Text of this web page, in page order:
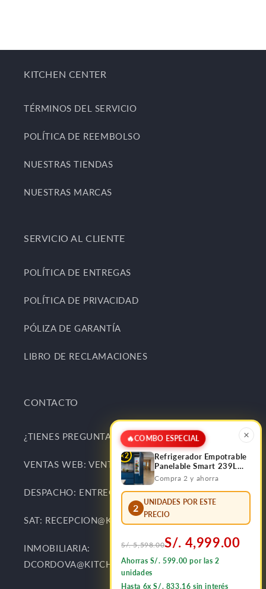
KITCHEN CENTER
TÉRMINOS DEL SERVICIO
POLÍTICA DE REEMBOLSO
NUESTRAS TIENDAS
NUESTRAS MARCAS
SERVICIO AL CLIENTE
POLÍTICA DE ENTREGAS
POLÍTICA DE PRIVACIDAD
PÓLIZA DE GARANTÍA
LIBRO DE RECLAMACIONES
CONTACTO
¿TIENES PREGUNTAS Y SUGERENCIAS?
VENTAS WEB: VENTAS@KITCHENCENTER.PE
DESPACHO: ENTREGAS@KITCHENCENTER.PE
SAT: RECEPCION@KITCHENCENTER.PE
INMOBILIARIA:
DCORDOVA@KITCHENCENTER.PE
🔥COMBO ESPECIAL
×2
Refrigerador Empotrable
Panelable Smart 239L
Bottom Frezzer FDV
Compra 2 y ahorra
2
UNIDADES POR ESTE
PRECIO
S/. 5,598.00S/. 4,999.00
Ahorras S/. 599.00 por las 2
unidades
Hasta 6x S/. 833.16 sin interés